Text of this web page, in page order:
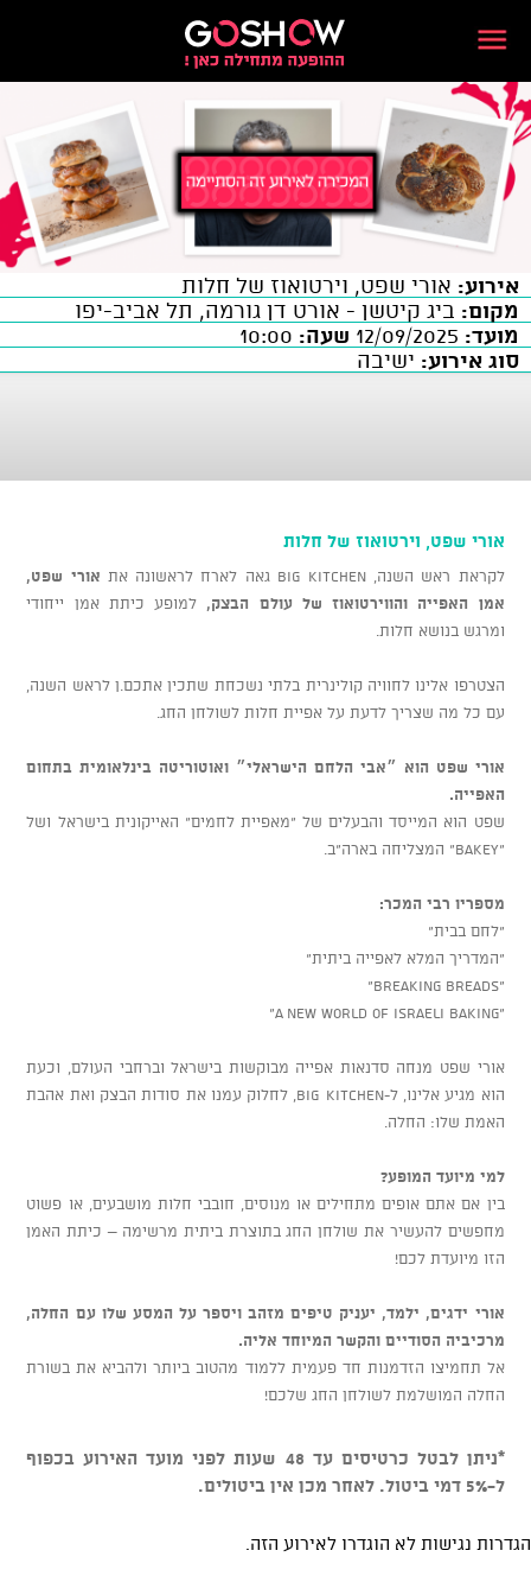
אירוע: אורי שפט, וירטואוז של חלות
מקום: ביג קיטשן - אורט דן גורמה, תל אביב-יפו
מועד:
שעה:
סוג אירוע: ישיבה
אורי שפט, וירטואוז של חלות
לקראת ראש השנה, BIG KITCHEN גאה לארח לראשונה את
אורי שפט,
אמן האפייה והווירטואוז של עולם הבצק, למופע כיתת אמן ייחודי
ומרגש בנושא חלות.
הצטרפו אלינו לחוויה קולינרית בלתי נשכחת שתכין אתכם.ן לראש השנה,
עם כל מה שצריך לדעת על אפיית חלות לשולחן החג.
אורי שפט הוא ״אבי הלחם הישראלי״ ואוטוריטה בינלאומית בתחום
האפייה.
שפט הוא המייסד והבעלים של "מאפיית לחמים" האייקונית בישראל ושל
"Bakey" המצליחה בארה"ב.
מספריו רבי המכר:
"לחם בבית"
"המדריך המלא לאפייה ביתית"
"Breaking BREADS"
"A New World of Israeli Baking"
אורי שפט מנחה סדנאות אפייה מבוקשות בישראל וברחבי העולם, וכעת
הוא מגיע אלינו, ל-BIG KITCHEN, לחלוק עמנו את סודות הבצק ואת אהבת
האמת שלו: החלה.
למי מיועד המופע?
בין אם אתם אופים מתחילים או מנוסים, חובבי חלות מושבעים, או פשוט
מחפשים להעשיר את שולחן החג בתוצרת ביתית מרשימה – כיתת האמן
הזו מיועדת לכם!
אורי ידגים, ילמד, יעניק טיפים מזהב ויספר על המסע שלו עם החלה,
מרכיביה הסודיים והקשר המיוחד אליה.
אל תחמיצו הזדמנות חד פעמית ללמוד מהטוב ביותר ולהביא את בשורת
החלה המושלמת לשולחן החג שלכם!
*ניתן לבטל כרטיסים עד 48 שעות לפני מועד האירוע בכפוף
ל-5% דמי ביטול. לאחר מכן אין ביטולים.
הגדרות נגישות לא הוגדרו לאירוע הזה.